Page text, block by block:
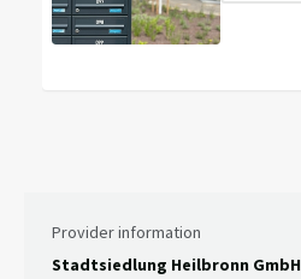
Provider information
Stadtsiedlung Heilbronn GmbH